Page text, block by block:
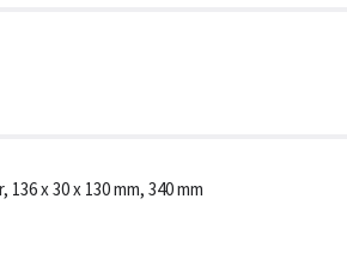
x 30 x 130 mm, 340 mm